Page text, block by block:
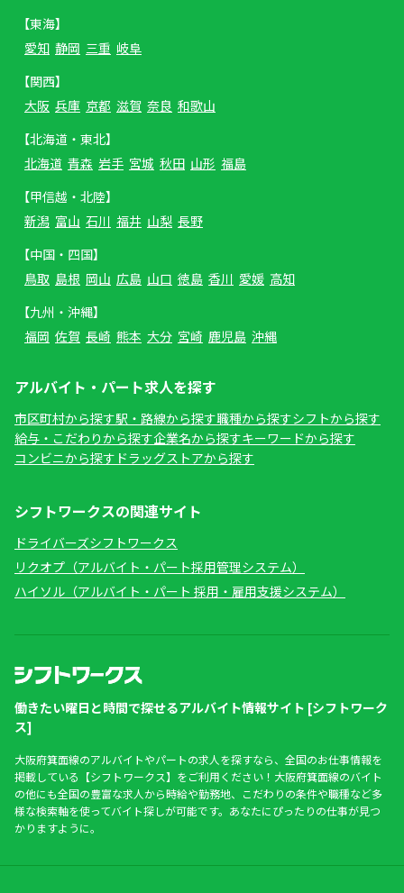
【東海】
愛知 静岡 三重 岐阜
【関西】
大阪 兵庫 京都 滋賀 奈良 和歌山
【北海道・東北】
北海道 青森 岩手 宮城 秋田 山形 福島
【甲信越・北陸】
新潟 富山 石川 福井 山梨 長野
【中国・四国】
鳥取 島根 岡山 広島 山口 徳島 香川 愛媛 高知
【九州・沖縄】
福岡 佐賀 長崎 熊本 大分 宮崎 鹿児島 沖縄
アルバイト・パート求人を探す
市区町村から探す駅・路線から探す職種から探すシフトから探す
給与・こだわりから探す企業名から探すキーワードから探す
コンビニから探す ドラッグストアから探す
シフトワークスの関連サイト
ドライバーズシフトワークス
リクオプ（アルバイト・パート採用管理システム）
ハイソル（アルバイト・パート 採用・雇用支援システム）
働きたい曜日と時間で探せるアルバイト情報サイト [シフトワーク
ス]
大阪府箕面線のアルバイトやパートの求人を探すなら、全国のお仕事情報を
掲載している【シフトワークス】をご利用ください！大阪府箕面線のバイト
の他にも全国の豊富な求人から時給や勤務地、こだわりの条件や職種など多
様な検索軸を使ってバイト探しが可能です。あなたにぴったりの仕事が見つ
かりますように。